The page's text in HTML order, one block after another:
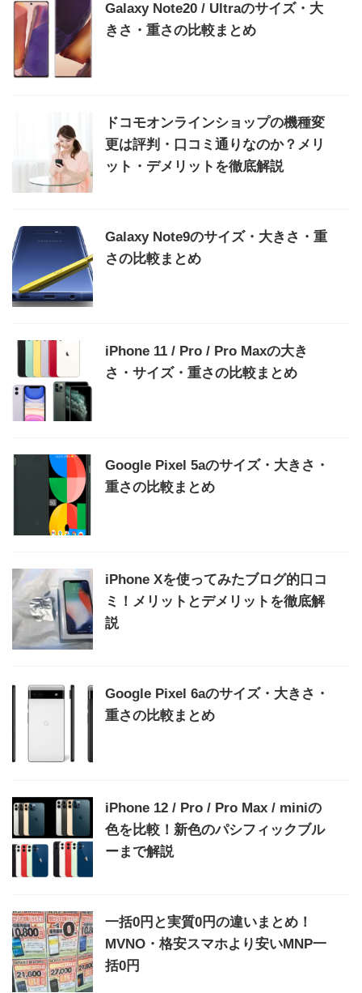
Galaxy Note20 / Ultraのサイズ・大
きさ・重さの比較まとめ
ドコモオンラインショップの機種変
更は評判・口コミ通りなのか？メリ
ット・デメリットを徹底解説
Galaxy Note9のサイズ・大きさ・重
さの比較まとめ
iPhone 11 / Pro / Pro Maxの大き
さ・サイズ・重さの比較まとめ
Google Pixel 5aのサイズ・大きさ・
重さの比較まとめ
iPhone Xを使ってみたブログ的口コ
ミ！メリットとデメリットを徹底解
説
Google Pixel 6aのサイズ・大きさ・
重さの比較まとめ
iPhone 12 / Pro / Pro Max / miniの
色を比較！新色のパシフィックブル
ーまで解説
一括0円と実質0円の違いまとめ！
MVNO・格安スマホより安いMNP一
括0円